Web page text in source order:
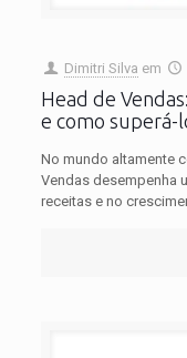
Dimitri Silva em
Head de
e como superá-
No mundo altamente
Vendas desempenha
receitas e no